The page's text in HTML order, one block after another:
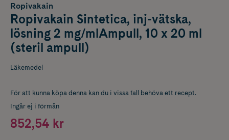
Ropivakain
Ropivakain Sintetica, inj-vätska,
lösning 2 mg/mlAmpull, 10 x 20 ml
(steril ampull)
Läkemedel
För att kunna köpa denna kan du i vissa fall behöva ett recept.
Ingår ej i förmån
852,54 kr